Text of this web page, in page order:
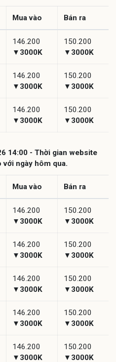
Mua vào Bán ra
146.200
▼3000K
150.200
▼3000K
146.200
▼3000K
150.200
▼3000K
146.200
▼3000K
150.200
▼3000K
14:00 - Thời gian website
ngày hôm qua.
Mua vào Bán ra
146.200
▼3000K
150.200
▼3000K
146.200
▼3000K
150.200
▼3000K
146.200
▼3000K
150.200
▼3000K
146.200
▼3000K
150.200
▼3000K
146.200
▼3000K
150.200
▼3000K